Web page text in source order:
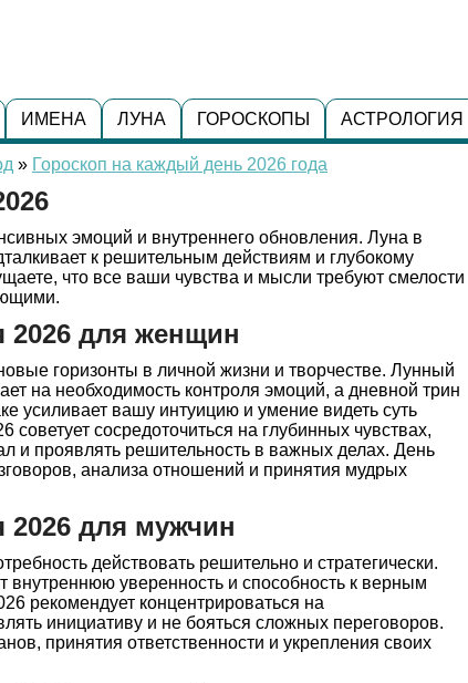
ИМЕНА ЛУНА ГОРОСКОПЫ АСТРОЛОГИЯ
» Гороскоп на каждый день 2026 года
эмоций и внутреннего обновления. Луна в
к решительным действиям и глубокому
что все ваши чувства и мысли требуют смелости
2026 для женщин
горизонты в личной жизни и творчестве. Лунный
на необходимость контроля эмоций, а дневной трин
усиливает вашу интуицию и умение видеть суть
советует сосредоточиться на глубинных чувствах,
и проявлять решительность в важных делах. День
анализа отношений и принятия мудрых
2026 для мужчин
действовать решительно и стратегически.
уверенность и способность к верным
рекомендует концентрироваться на
инициативу и не бояться сложных переговоров.
принятия ответственности и укрепления своих